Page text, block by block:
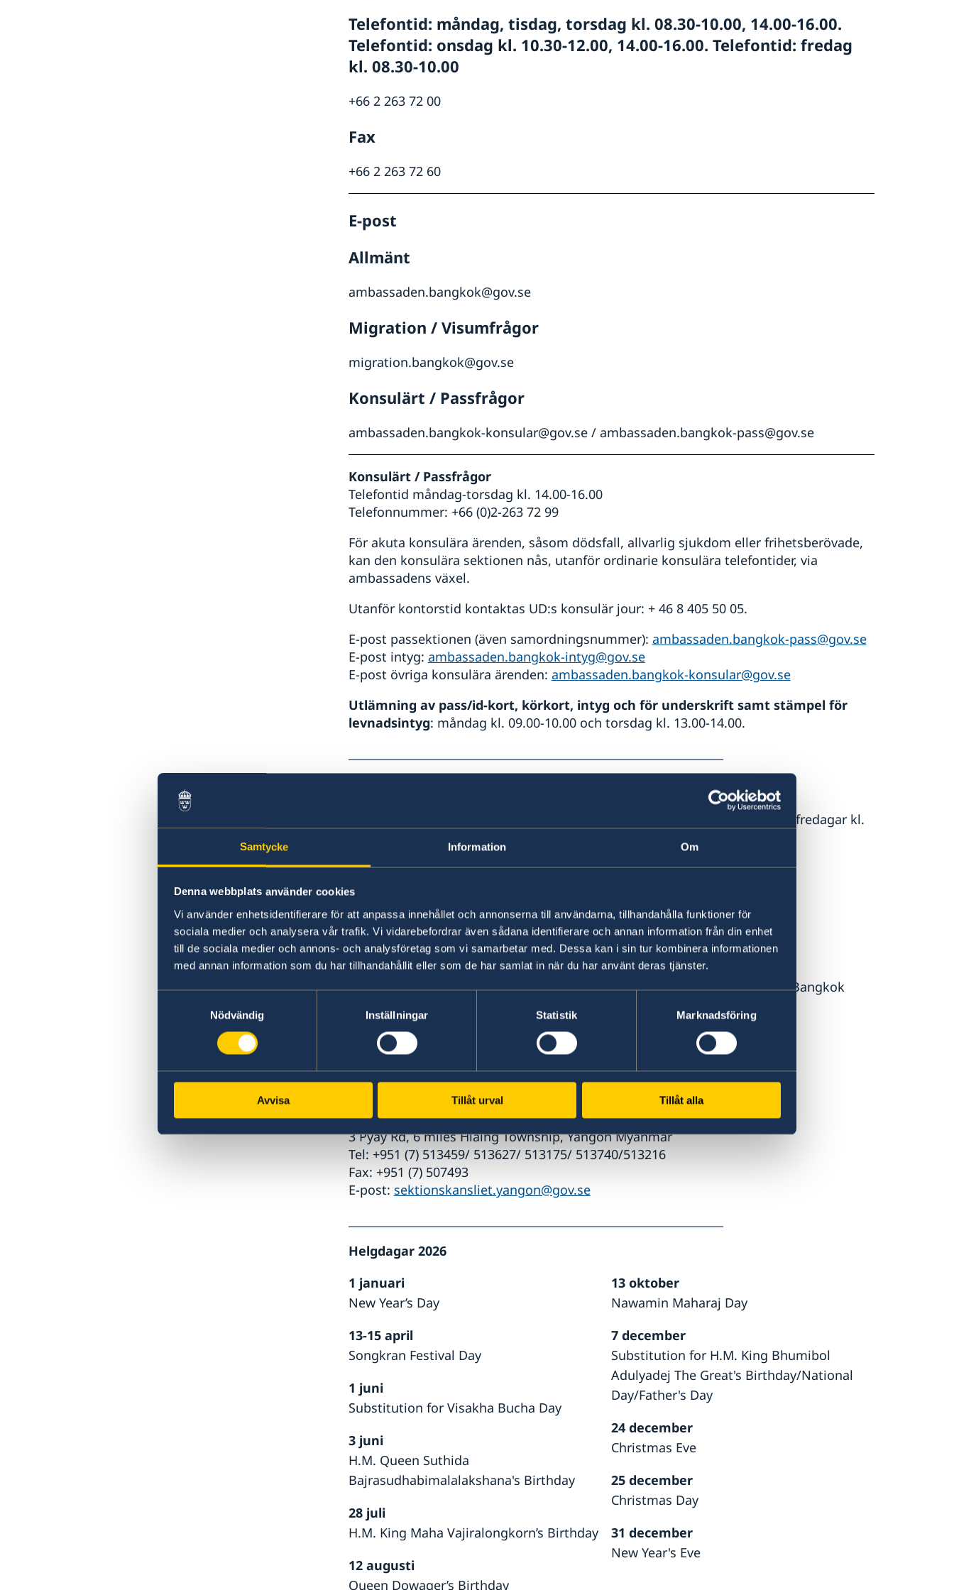
Samtycke Information Om
Denna webbplats använder cookies
Vi använder enhetsidentifierare för att anpassa innehållet och annonserna till användarna, tillhandahålla funktioner för
sociala medier och analysera vår trafik. Vi vidarebefordrar även sådana identifierare och annan information från din enhet
till de sociala medier och annons- och analysföretag som vi samarbetar med. Dessa kan i sin tur kombinera informationen
med annan information som du har tillhandahållit eller som de har samlat in när du har använt deras tjänster.
Nödvändig
Inställningar Statistik Marknadsföring
Avvisa Tillåt urval Tillåt alla
Telefontid: måndag, tisdag, torsdag kl. 08.30-10.00, 14.00-16.00.
Telefontid: onsdag kl. 10.30-12.00, 14.00-16.00. Telefontid: fredag
kl. 08.30-10.00
+66 2 263 72 00
Fax
+66 2 263 72 60
E-post
Allmänt
ambassaden.bangkok@gov.se
Migration / Visumfrågor
migration.bangkok@gov.se
Konsulärt / Passfrågor
ambassaden.bangkok-konsular@gov.se / ambassaden.bangkok-pass@gov.se
Konsulärt / Passfrågor
Telefontid måndag-torsdag kl. 14.00-16.00
Telefonnummer: +66 (0)2-263 72 99
För akuta konsulära ärenden, såsom dödsfall, allvarlig sjukdom eller frihetsberövade,
kan den konsulära sektionen nås, utanför ordinarie konsulära telefontider, via
ambassadens växel.
Utanför kontorstid kontaktas UD:s konsulär jour: + 46 8 405 50 05.
E-post passektionen (även samordningsnummer): ambassaden.bangkok-pass@gov.se
E-post intyg: ambassaden.bangkok-intyg@gov.se
E-post övriga konsulära ärenden: ambassaden.bangkok-konsular@gov.se
Utlämning av pass/id-kort, körkort, intyg och för underskrift samt stämpel för
levnadsintyg: måndag kl. 09.00-10.00 och torsdag kl. 13.00-14.00.
Migrationssektionens reception öppen måndagar, tisdagar, torsdagar och fredagar kl.
Email:migration.bangkok@gov.se
Telefontid måndag-torsdag kl. 14:00-15:00. Fredagar kl. 11:00-12:00.
__________________________________________________________________
Business Sweden
Level 10, Alma Link Building, 25 Soi Chidlom, Ploenchit Road, Patumwan, Bangkok
Tel: +66 (0)2 254 82 90
E-post:Klicka här
Hemsida:www.business-sweden.com/markets/asia-pacific/thailand/
__________________________________________________________________
Sektionskontoret i Yangon
3 Pyay Rd, 6 miles Hlaing Township, Yangon Myanmar
Tel: +951 (7) 513459/ 513627/ 513175/ 513740/513216
Fax: +951 (7) 507493
E-post: sektionskansliet.yangon@gov.se
Helgdagar 2026
1 januari
New Year’s Day
13-15 april
Songkran Festival Day
1 juni
Substitution for Visakha Bucha Day
3 juni
H.M. Queen Suthida
Bajrasudhabimalalakshana's Birthday
28 juli
H.M. King Maha Vajiralongkorn’s Birthday
12 augusti
Queen Dowager’s Birthday
13 oktober
Nawamin Maharaj Day
7 december
Substitution for H.M. King Bhumibol
Adulyadej The Great's Birthday/National
Day/Father's Day
24 december
Christmas Eve
25 december
Christmas Day
31 december
New Year's Eve